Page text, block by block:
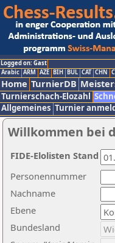
Logged on: Gast
Arabic ARM AZE BIH BUL CAT CHN
Home TurnierDB
Turnierschach-Elozahl
Allgemeines Turnier
Willkommen bei
Nachname
Ebene
Personennummer
Bundesland
FIDE-Elolisten Stand